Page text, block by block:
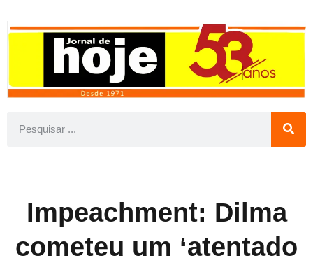
Impeachment: Dilma
cometeu um ‘atentado